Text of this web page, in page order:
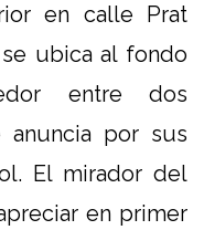
en calle Prat
ubica al fondo
entre dos
anuncia por sus
El mirador del
en primer